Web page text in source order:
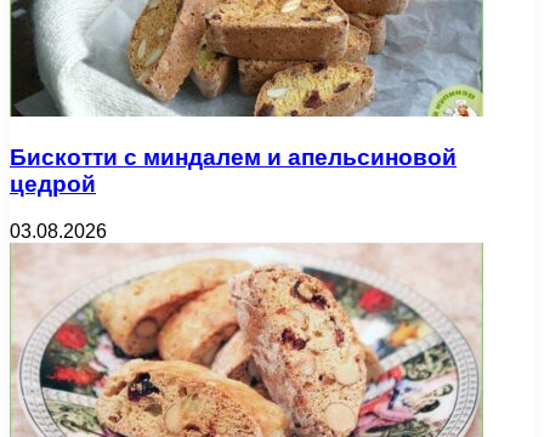
Бискотти с миндалем и апельсиновой
цедрой
03.08.2026